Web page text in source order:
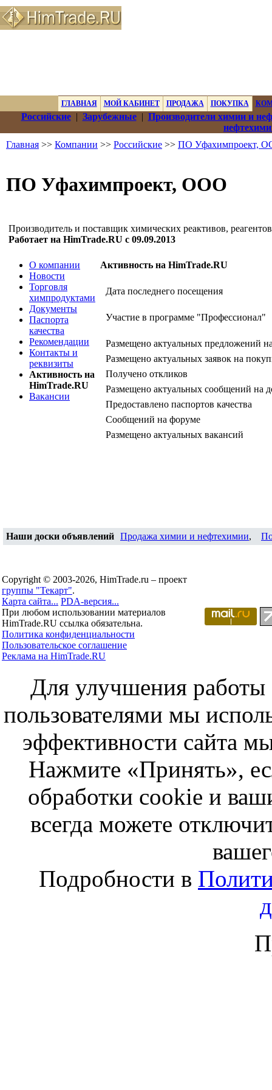
ГЛАВНАЯ МОЙ КАБИНЕТ ПРОДАЖА ПОКУПКА
Российские| Зарубежные| Производители химии и
Главная >> Компании >> Российские >> ПО Уфахимпроект,
ПО Уфахимпроект, ООО
Производитель и поставщик химических реактивов, реагентов
Работает на HimTrade.RU с 09.09.2013
О компании
Новости
Торговля
химпродуктами
Документы
Паспорта
качества
Рекомендации
Контакты и
реквизиты
Активность на
HimTrade.RU
Вакансии
Активность на HimTrade.RU
Дата последнего посещения
Участие в программе "Профессионал"
Размещено актуальных предложений
Размещено актуальных заявок на
Получено откликов
Размещено актуальных сообщений на
Предоставлено паспортов качества
Сообщений на форуме
Размещено актуальных вакансий
Наши доски объявлений Продажа химии и нефтехимии,
Copyright © 2003-2026, HimTrade.ru – проект
группы "Текарт".
Карта сайта... PDA-версия...
При любом использовании материалов
HimTrade.RU ссылка обязательна.
Политика конфиденциальности
Пользовательское соглашение
Реклама на HimTrade.RU
Для улучшения работы
пользователями мы
эффективности сайта
Нажмите «Принять»,
обработки cookie и
всегда можете
Подробности в